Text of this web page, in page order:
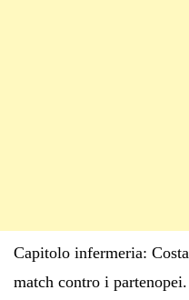
Capitolo infermeria:
match contro i